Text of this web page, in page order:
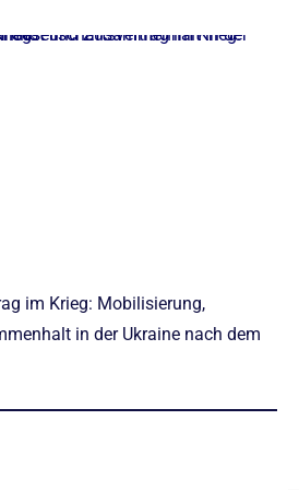
im Krieg: Mobilisierung,
in der Ukraine nach dem